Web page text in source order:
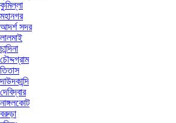
কুমিল্লা
মহানগর
আদর্শ সদর
লালমাই
চান্দিনা
চৌদ্দগ্রাম
তিতাস
দাউদকান্দি
দেবিদ্বার
নাঙ্গলকোট
বরুড়া